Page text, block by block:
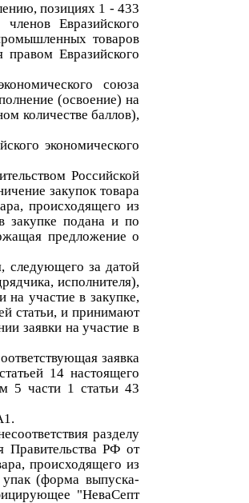
позициях 1 - 433
Евразийского
товаров
правом Евразийского
союза
(освоение) на
количестве баллов),
экономического
Российской
закупок товара
происходящего из
закупке подана и по
предложение о
следующего за датой
исполнителя),
на участие в закупке,
статьи, и принимают
заявки на участие в
заявка
14 настоящего
5 части 1 статьи 43
разделу
Правительства РФ от
происходящего из
упак (форма выпуска-
"НеваСепт